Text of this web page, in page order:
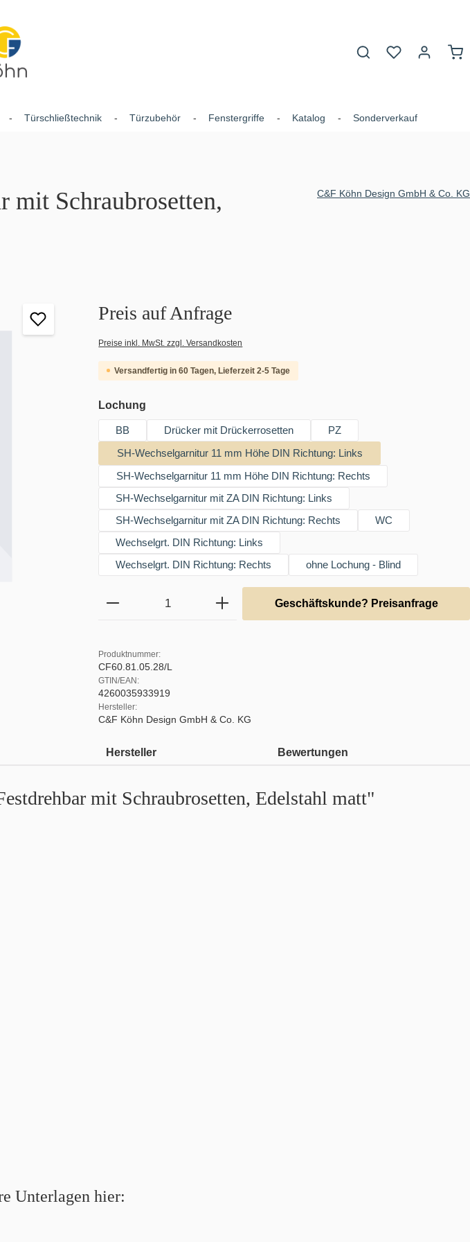
Du hast 0
Türschließtechnik Türzubehör Fenstergriffe Katalog Sonderverkauf
mit Schraubrosetten,
C&F Köhn Design GmbH & Co. KG
Preis auf Anfrage
Preise inkl. MwSt. zzgl. Versandkosten
Versandfertig in 60 Tagen, Lieferzeit 2-5 Tage
Lochung
BB Drücker mit Drückerrosetten
PZ
SH-Wechselgarnitur 11 mm Höhe DIN Richtung: Links
SH-Wechselgarnitur 11 mm Höhe DIN Richtung: Rechts
SH-Wechselgarnitur mit ZA DIN Richtung: Links
SH-Wechselgarnitur mit ZA DIN Richtung: Rechts
WC
Wechselgrt. DIN Richtung: Links
Wechselgrt. DIN Richtung: Rechts
ohne Lochung - Blind
Produkt Anzahl: Gib den gewünschten Wert ein
Geschäftskunde? Preisanfrage
Produktnummer:
CF60.81.05.28/L
GTIN/EAN:
4260035933919
Hersteller:
C&F Köhn Design GmbH & Co. KG
Hersteller Bewertungen
mit Schraubrosetten, Edelstahl matt"
Unterlagen hier: